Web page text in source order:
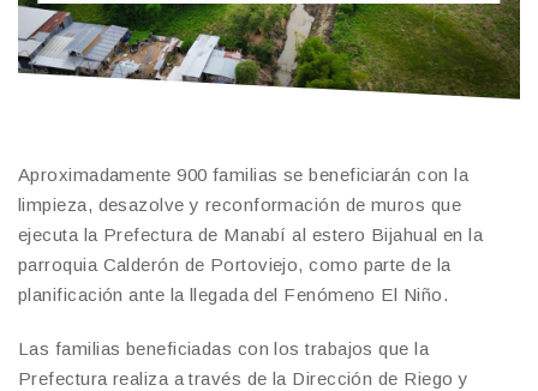
Aproximadamente 900 familias se beneficiarán con la
limpieza, desazolve y reconformación de muros que
ejecuta la Prefectura de Manabí al estero Bijahual en la
parroquia Calderón de Portoviejo, como parte de la
planificación ante la llegada del Fenómeno El Niño.
Las familias beneficiadas con los trabajos que la
Prefectura realiza a través de la Dirección de Riego y